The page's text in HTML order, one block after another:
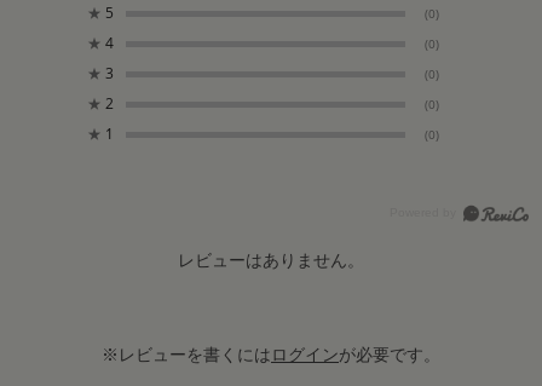
★ 5 (0)
★ 4 (0)
★ 3 (0)
★ 2 (0)
★ 1 (0)
レビューはありません。
※レビューを書くにはログインが必要です。